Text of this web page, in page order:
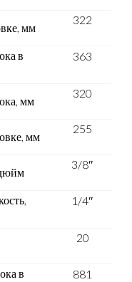
мм
322
в
363
мм
320
мм
255
3/8″
1/4″
20
в
881